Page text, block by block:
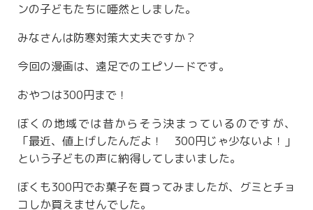
ンの子どもたちに唖然としました。
みなさんは防寒対策大丈夫ですか？
今回の漫画は、遠足でのエピソードです。
おやつは300円まで！
ぼくの地域では昔からそう決まっているのですが、
「最近、値上げしたんだよ！ 300円じゃ少ないよ！」
という子どもの声に納得してしまいました。
ぼくも300円でお菓子を買ってみましたが、グミとチョ
コしか買えませんでした。